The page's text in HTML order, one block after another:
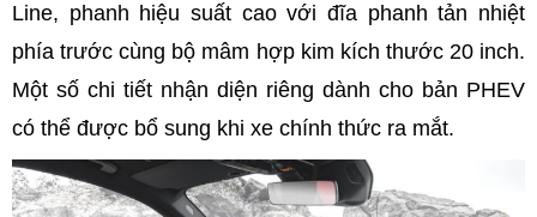
Line, phanh hiệu suất cao với đĩa phanh tản nhiệt
phía trước cùng bộ mâm hợp kim kích thước 20 inch.
Một số chi tiết nhận diện riêng dành cho bản PHEV
có thể được bổ sung khi xe chính thức ra mắt.